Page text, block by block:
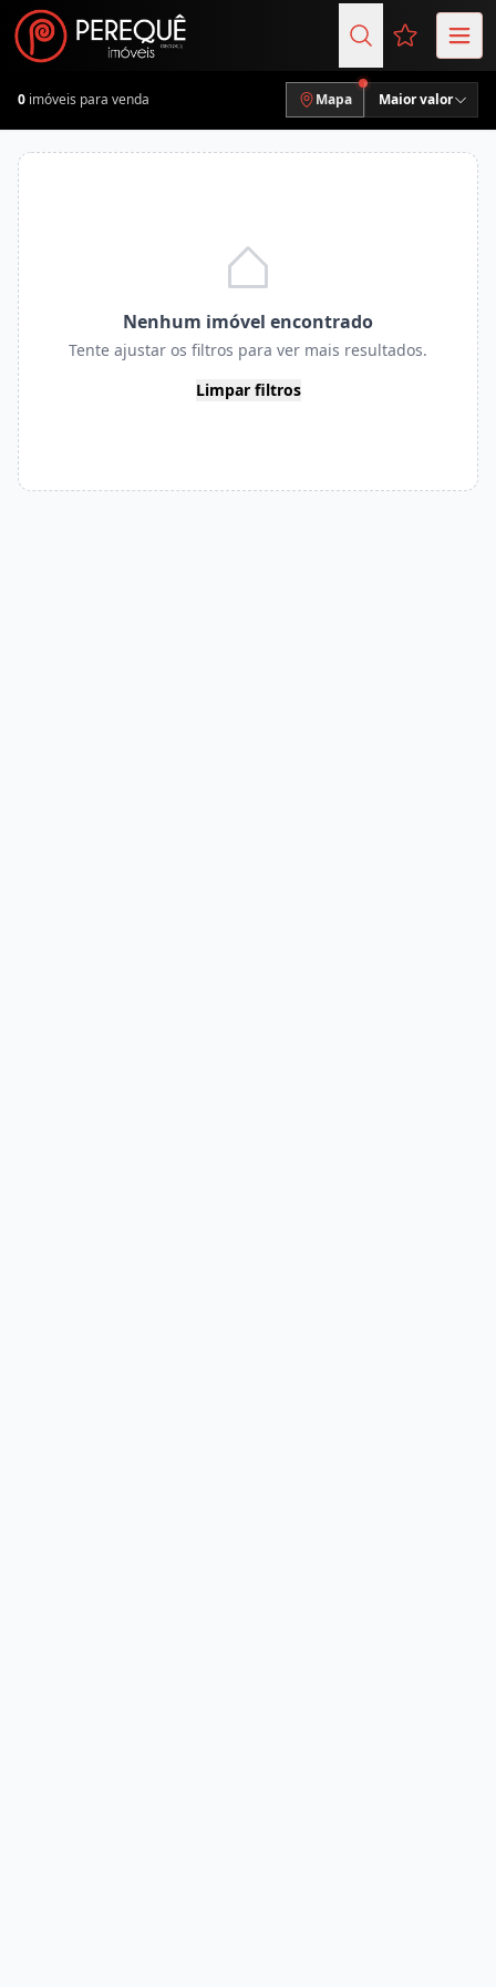
Favoritos
0 imóveis para venda Mapa Maior valor
Nenhum imóvel encontrado
Tente ajustar os filtros para ver mais resultados.
Limpar filtros